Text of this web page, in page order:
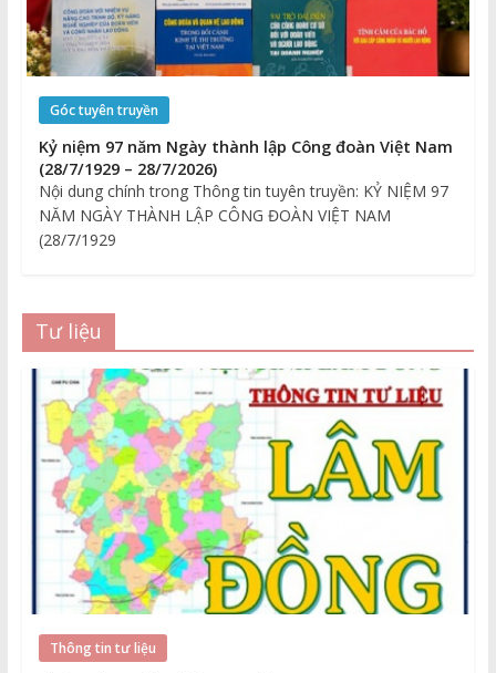
Góc tuyên truyền
Kỷ niệm 97 năm Ngày thành lập Công đoàn Việt Nam
(28/7/1929 – 28/7/2026)
Nội dung chính trong Thông tin tuyên truyền: KỶ NIỆM 97
NĂM NGÀY THÀNH LẬP CÔNG ĐOÀN VIỆT NAM
(28/7/1929
Tư liệu
Thông tin tư liệu